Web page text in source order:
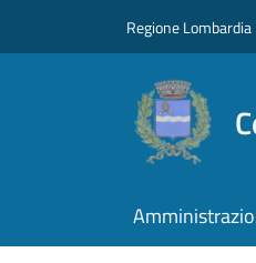
Regione Lombardia